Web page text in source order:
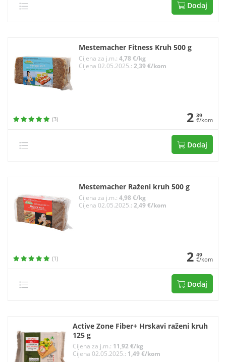
Dodaj
Mestemacher Fitness Kruh 500 g
Cijena za j.m.: 4,78 €/kg
Cijena 02.05.2025.: 2,39 €/kom
(3) 2 39
€/kom
Dodaj
Mestemacher Raženi kruh 500 g
Cijena za j.m.: 4,98 €/kg
Cijena 02.05.2025.: 2,49 €/kom
(1) 2 49
€/kom
Dodaj
Active Zone Fiber+ Hrskavi raženi kruh
125 g
Cijena za j.m.: 11,92 €/kg
Cijena 02.05.2025.: 1,49 €/kom